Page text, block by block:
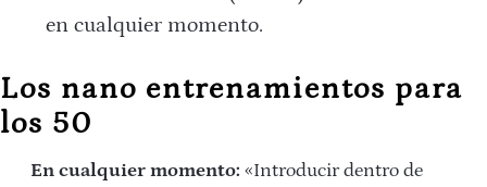
en cualquier momento.
Los nano entrenamientos para
los 50
En cualquier momento: «Introducir dentro de